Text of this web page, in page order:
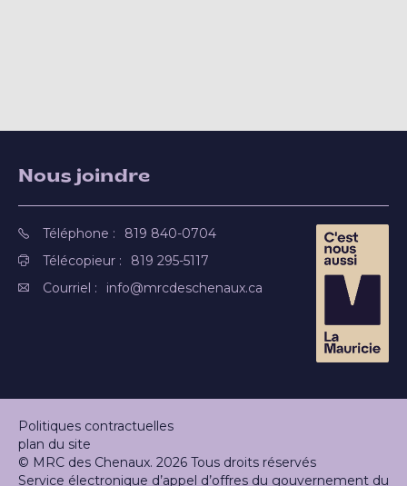
Nous joindre
Téléphone :
819 840-0704
Télécopieur :
819 295-5117
Courriel :
info@mrcdeschenaux.ca
Politiques contractuelles
plan du site
© MRC des Chenaux. 2026 Tous droits réservés
Service électronique d’appel d’offres du gouvernement du